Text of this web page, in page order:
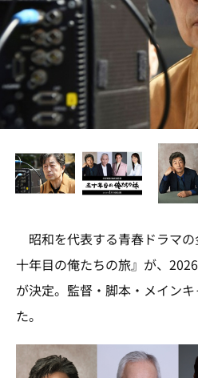
昭和を代表する青春ドラマ
十年目の俺たちの旅』が、
が決定。監督・脚本・メイン
た。